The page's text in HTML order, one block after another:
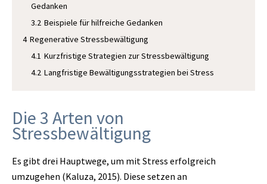
Gedanken
3.2 Beispiele für hilfreiche Gedanken
4 Regenerative Stressbewältigung
4.1 Kurzfristige Strategien zur Stressbewältigung
4.2 Langfristige Bewältigungsstrategien bei Stress
Die 3 Arten von
Stressbewältigung
Es gibt drei Hauptwege, um mit Stress erfolgreich
umzugehen (Kaluza, 2015). Diese setzen an